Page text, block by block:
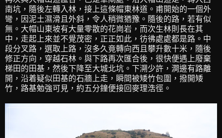
南坑，隨後左轉入林，接上這條帽東林道。甫開始的一個外
彎，因泥土濕滑且外斜，令人稍微猶豫。隨後的路，若有似
無。大帽山東坡有大量零散的花崗岩，而次生林則長在其
中，走起上來並不覺茂密，正正如此，彷彿處處都是路。中
段分叉路，選取上路，沒多久竟轉向西且攀升數十米，隨後
修正方向，穿越石林。與下路再次匯合後，很快便遇上廢棄
梯田的田基，然後下降至大城北坑。下溯少許，澗邊有路離
開，沿着疑似田基的石牆上走，瞬間被矮竹包圍，撥開矮
竹，路基勉強可見，約五分鐘便接回麥理浩徑。